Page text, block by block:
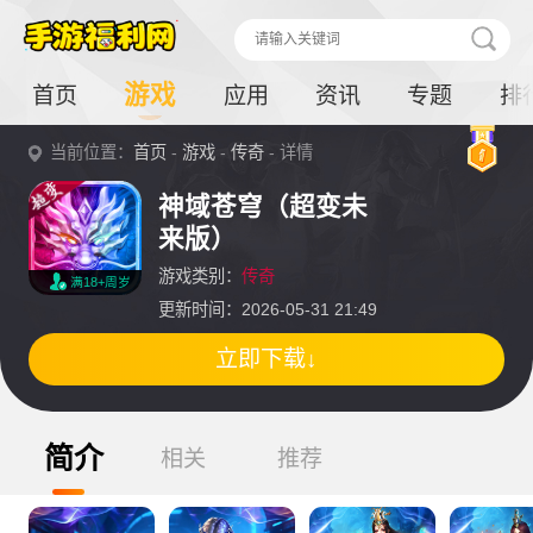
首页 游戏 应用 资讯 专题 排
当前位置：首页 -游戏 -传奇 - 详情
满18+周岁
神域苍穹（超变未
来版）
游戏类别： 传奇
更新时间：2026-05-31 21:49
立即下载↓
简介 相关 推荐